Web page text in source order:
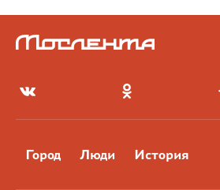
Город Люди История